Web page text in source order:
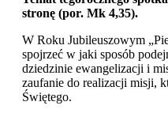
stronę (por. Mk 4,35).
W Roku Jubileuszowym
spojrzeć w jaki sposób
dziedzinie ewangelizacji i
zaufanie do realizacji misji,
Świętego.